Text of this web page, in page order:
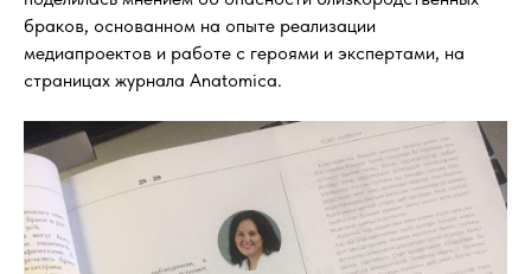
браков, основанном на опыте реализации
медиапроектов и работе с героями и экспертами, на
страницах журнала Anatomica.